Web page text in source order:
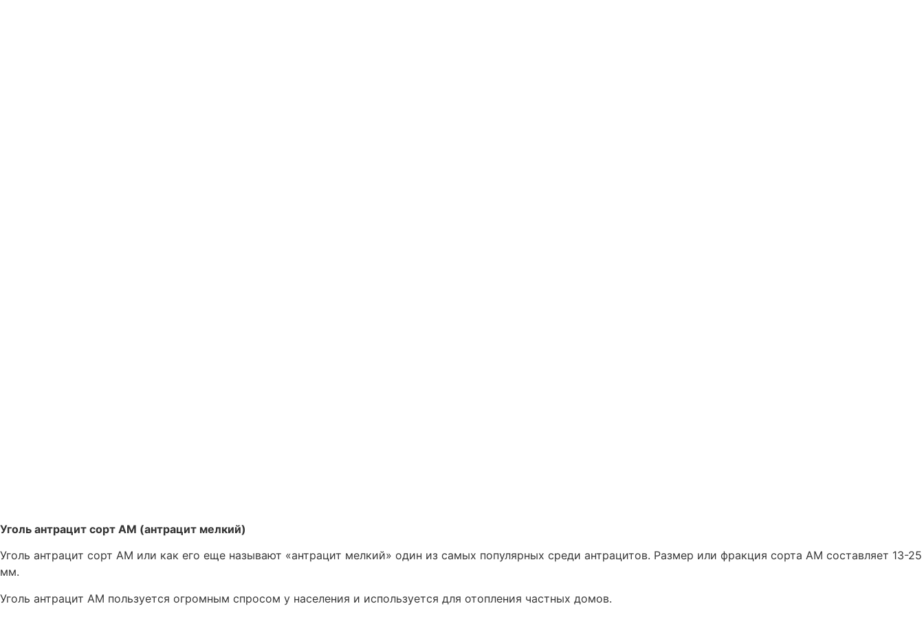
Уголь антрацит сорт АМ (антрацит мелкий)
Уголь антрацит сорт АМ или как его еще называют «антрацит мелкий» один из самых популярных среди антрацитов. Размер или фракция сорта АМ составляет 13-25
мм.
Уголь антрацит АМ пользуется огромным спросом у населения и используется для отопления частных домов.